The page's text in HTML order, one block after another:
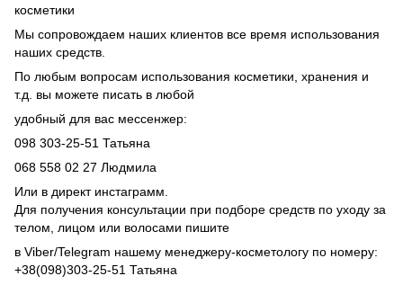
косметики
Мы сопровождаем наших клиентов все время использования
наших средств.
По любым вопросам использования косметики, хранения и
т.д. вы можете писать в любой
удобный для вас мессенжер:
098 303-25-51 Татьяна
068 558 02 27 Людмила
Или в директ инстаграмм.
Для получения консультации при подборе средств по уходу за
телом, лицом или волосами пишите
в Viber/Telegram нашему менеджеру-косметологу по номеру:
+38(098)303-25-51 Татьяна